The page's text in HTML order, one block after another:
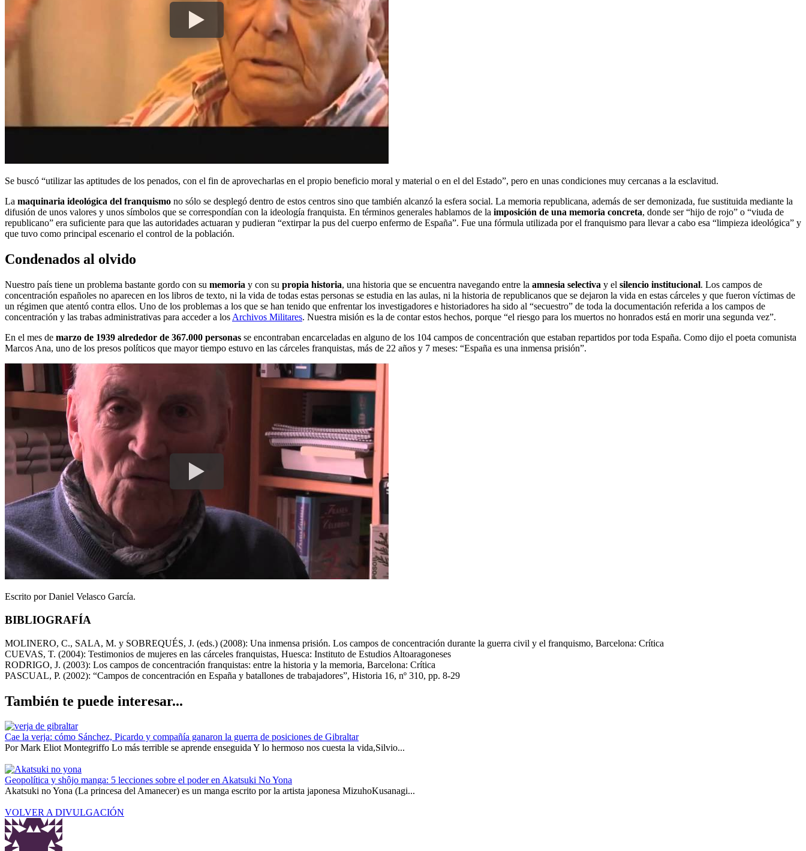
Se buscó “utilizar las aptitudes de los penados, con el fin de aprovecharlas en el propio beneficio moral y material o en el del Estado”, pero en unas condiciones muy cercanas a la esclavitud.
La maquinaria ideológica del franquismo no sólo se desplegó dentro de estos centros sino que también alcanzó la esfera social. La memoria republicana, además de ser demonizada, fue sustituida mediante la
difusión de unos valores y unos símbolos que se correspondían con la ideología franquista. En términos generales hablamos de la imposición de una memoria concreta, donde ser “hijo de rojo” o “viuda de
republicano” era suficiente para que las autoridades actuaran y pudieran “extirpar la pus del cuerpo enfermo de España”. Fue una fórmula utilizada por el franquismo para llevar a cabo esa “limpieza ideológica” y
que tuvo como principal escenario el control de la población.
Condenados al olvido
Nuestro país tiene un problema bastante gordo con su memoria y con su propia historia, una historia que se encuentra navegando entre la amnesia selectiva y el silencio institucional. Los campos de
concentración españoles no aparecen en los libros de texto, ni la vida de todas estas personas se estudia en las aulas, ni la historia de republicanos que se dejaron la vida en estas cárceles y que fueron víctimas de
un régimen que atentó contra ellos. Uno de los problemas a los que se han tenido que enfrentar los investigadores e historiadores ha sido al “secuestro” de toda la documentación referida a los campos de
concentración y las trabas administrativas para acceder a los Archivos Militares. Nuestra misión es la de contar estos hechos, porque “el riesgo para los muertos no honrados está en morir una segunda vez”.
En el mes de marzo de 1939 alrededor de 367.000 personas se encontraban encarceladas en alguno de los 104 campos de concentración que estaban repartidos por toda España. Como dijo el poeta comunista
Marcos Ana, uno de los presos políticos que mayor tiempo estuvo en las cárceles franquistas, más de 22 años y 7 meses: “España es una inmensa prisión”.
Escrito por Daniel Velasco García.
BIBLIOGRAFÍA
MOLINERO, C., SALA, M. y SOBREQUÉS, J. (eds.) (2008): Una inmensa prisión. Los campos de concentración durante la guerra civil y el franquismo, Barcelona: Crítica
CUEVAS, T. (2004): Testimonios de mujeres en las cárceles franquistas, Huesca: Instituto de Estudios Altoaragoneses
RODRIGO, J. (2003): Los campos de concentración franquistas: entre la historia y la memoria, Barcelona: Crítica
PASCUAL, P. (2002): “Campos de concentración en España y batallones de trabajadores”, Historia 16, nº 310, pp. 8-29
También te puede interesar...
Cae la verja: cómo Sánchez, Picardo y compañía ganaron la guerra de posiciones de Gibraltar
Por Mark Eliot Montegriffo Lo más terrible se aprende enseguida Y lo hermoso nos cuesta la vida,Silvio...
Geopolítica y shôjo manga: 5 lecciones sobre el poder en Akatsuki No Yona
Akatsuki no Yona (La princesa del Amanecer) es un manga escrito por la artista japonesa MizuhoKusanagi...
VOLVER A DIVULGACIÓN